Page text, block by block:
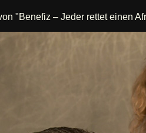
"Benefiz – Jeder rettet einen